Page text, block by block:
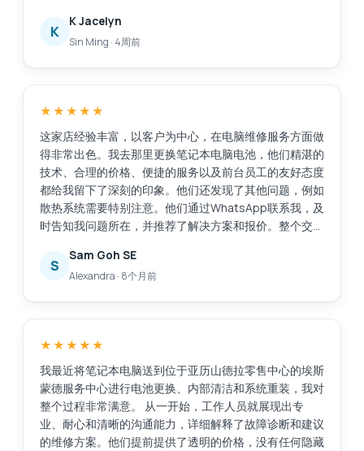
到了Esmond服务中心，评价很好。他们响应迅速，而且
提供了有用的建议。他们在2小时内将电池送到了
题时，他们也提供了售后服务。不像有些商家，买完东西
就置之不理。服务很棒，以后如果需要维修笔记本电脑，
我还会选择他们。
K
K Jacelyn
Sin Ming · 4周前
★★★★★
这家店经验丰富，以客户为中心，在电脑维修服务方面做
得非常出色。我去那里更换笔记本电脑电池，他们精湛的
技术、合理的价格、便捷的服务以及前台员工的友好态度
都给我留下了深刻的印象。他们还发现了其他问题，例如
散热系统需要特别注意。他们通过WhatsApp联系我，及
时告知我问题所在，并推荐了解决方案和报价。整个交易
常迅速，原本预计需要30分钟，加上额外的维修任务后
又花了20分钟，这完全可以接受，因为我们可以在商场
Victor虽然话不多，但他仍然能够清晰地向我传达重要的
信息。Esmond，继续保持！
S
Sam Goh SE
Alexandra · 8个月前
★★★★★
我最近将笔记本电脑送到位于亚历山德拉零售中心的埃斯
蒙德服务中心进行电池更换、内部清洁和系统重装，我对
整个过程非常满意。 从一开始，工作人员就展现出专
业、耐心和清晰的沟通能力，详细解释了故障诊断和建议
的维修方案。他们提前提供了透明的价格，没有任何隐藏